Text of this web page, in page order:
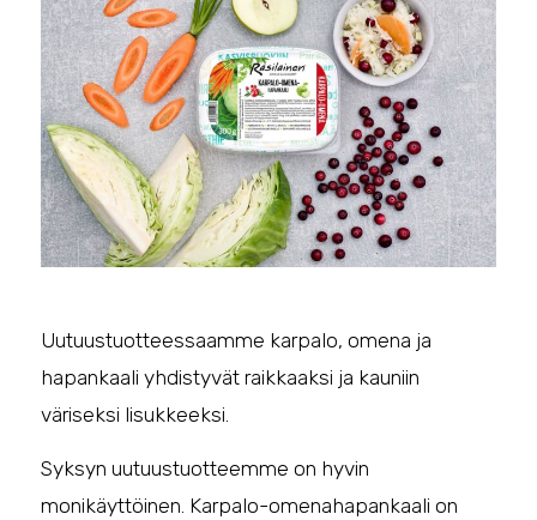
Uutuustuotteessaamme karpalo, omena ja
hapankaali yhdistyvät raikkaaksi ja kauniin
väriseksi lisukkeeksi.
Syksyn uutuustuotteemme on hyvin
monikäyttöinen. Karpalo-omenahapankaali on